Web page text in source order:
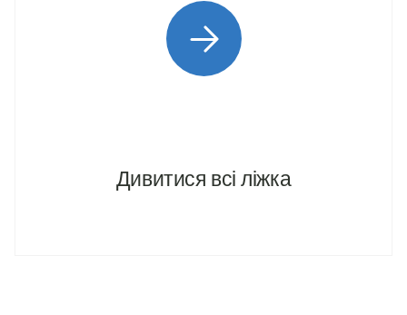
Дивитися всi ліжка